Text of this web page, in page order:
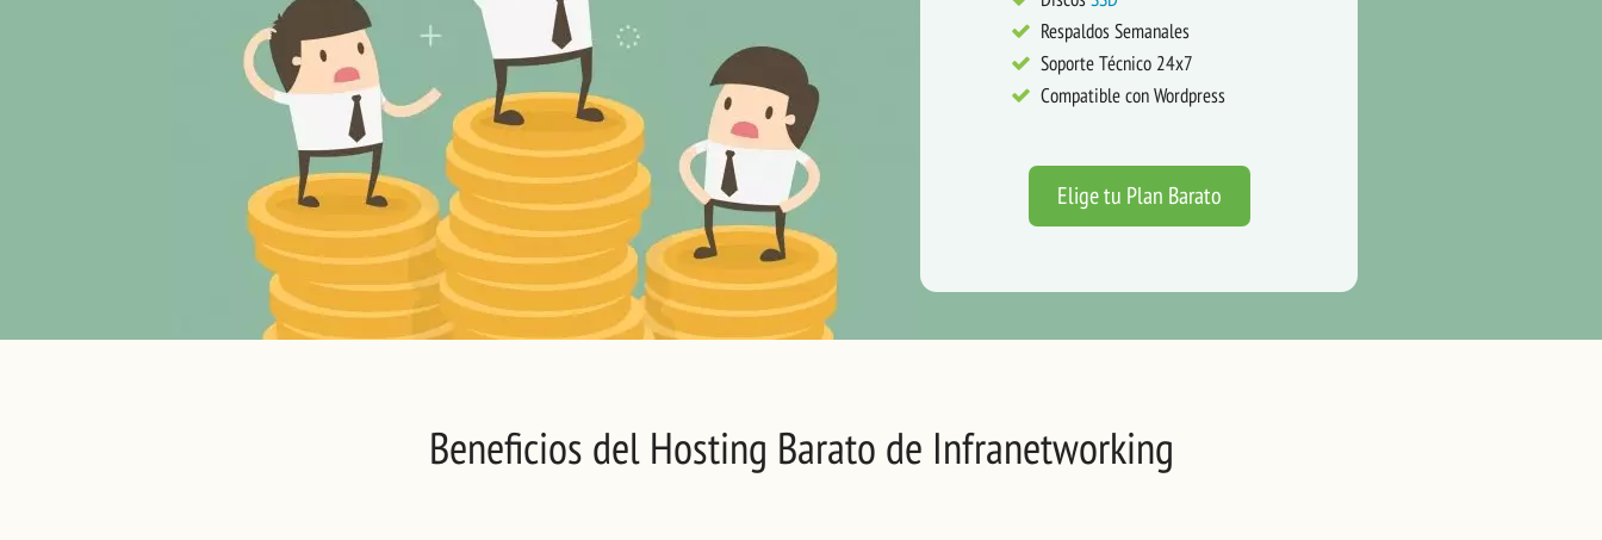
Respaldos Semanales
Soporte Técnico 24x7
Compatible con Wordpress
Elige tu Plan Barato
Beneficios del Hosting Barato de Infranetworking